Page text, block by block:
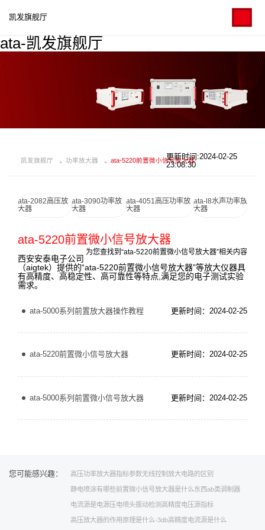
ata-凯发旗舰厅
凯发旗舰厅
凯发旗舰厅 功率放大器 ata-5220前置微小信号放大器更新时间:2024-02-25
23:08:30
ata-2082高压放
大器
ata-3090功率放
大器
ata-4051高压功率放
大器
ata-l8水声功率放
大器
ata-5220前置微小信号放大器
为您查找到“ata-5220前置微小信号放大器”相关内容
西安安泰电子公司
（aigtek）提供的“ata-5220前置微小信号放大器”等放大仪器具
有高精度、高稳定性、高可靠性等特点,满足您的电子测试实验
需求。
ata-5000系列前置放大器操作教程 更新时间：2024-02-25
ata-5220前置微小信号放大器 更新时间：2024-02-25
ata-5000系列前置微小信号放大器 更新时间：2024-02-25
您可能感兴趣： 高压功率放大器指标参数无线控制放大电路的区别
静电喷涂有哪些前置微小信号放大器是什么东西ab类调制器
电流源是电源 压电喷头振动检测 高精度电压源指标
高压放大器的作用原理是什么-3db高精度电流源是什么